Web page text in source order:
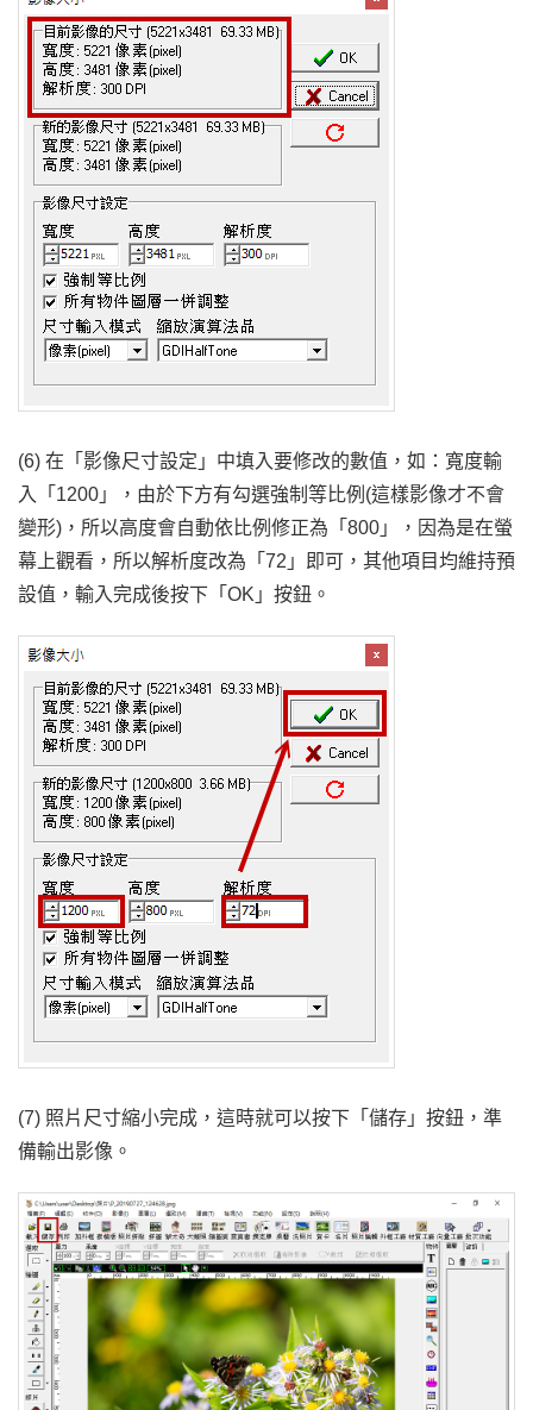
(6) 在「影像尺寸設定」中填入要修改的數值，如：寬度輸
入「1200」，由於下方有勾選強制等比例(這樣影像才不會
變形)，所以高度會自動依比例修正為「800」，因為是在螢
幕上觀看，所以解析度改為「72」即可，其他項目均維持預
設值，輸入完成後按下「OK」按鈕。
(7) 照片尺寸縮小完成，這時就可以按下「儲存」按鈕，準
備輸出影像。